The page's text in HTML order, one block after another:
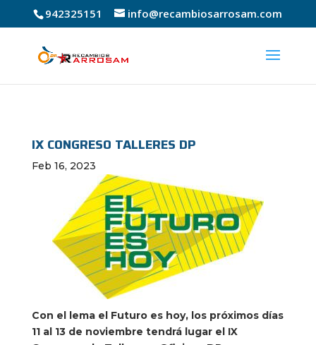
942325151 info@recambiosarrosam.com
IX CONGRESO TALLERES DP
Feb 16, 2023
Con el lema el Futuro es hoy, los próximos días
11 al 13 de noviembre tendrá lugar el IX